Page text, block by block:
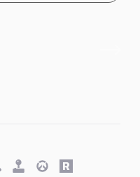
RetroOverwatch
Rawg.io